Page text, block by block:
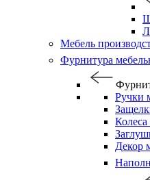
Мебель
Фурнитура
Ручки
Декор